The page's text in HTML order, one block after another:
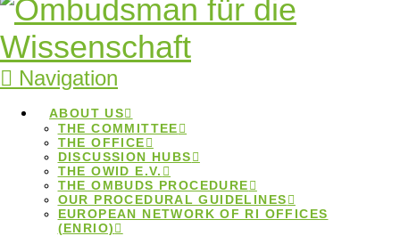
Navigation
ABOUT US
THE COMMITTEE
THE OFFICE
DISCUSSION HUBS
THE OWID E.V.
THE OMBUDS PROCEDURE
OUR PROCEDURAL GUIDELINES
EUROPEAN NETWORK OF RI OFFICES
(ENRIO)
erschienen
Buch „Wissenschaftliche
Fairness“ ist erschienen
Home Beiträge
Buch „Wissenschaftliche
Fairness“ ist erschienen